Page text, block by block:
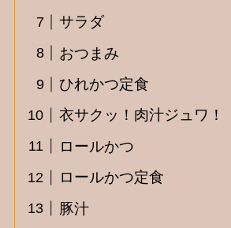
サラダ
おつまみ
ひれかつ定食
衣サクッ！肉汁ジュワ！
ロールかつ
ロールかつ定食
豚汁